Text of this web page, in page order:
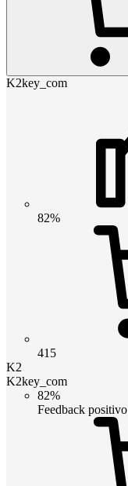
K2key_com
82%
415
K2
K2key_com
82%
Feedback positivo